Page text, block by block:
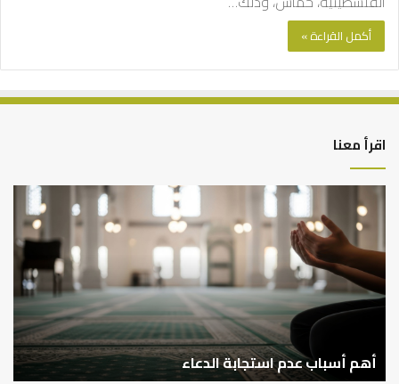
أكمل القراءة »
اقرأ معنا
أهم
أسباب
عدم
استجابة
الدعاء
أهم أسباب عدم استجابة الدعاء
بن